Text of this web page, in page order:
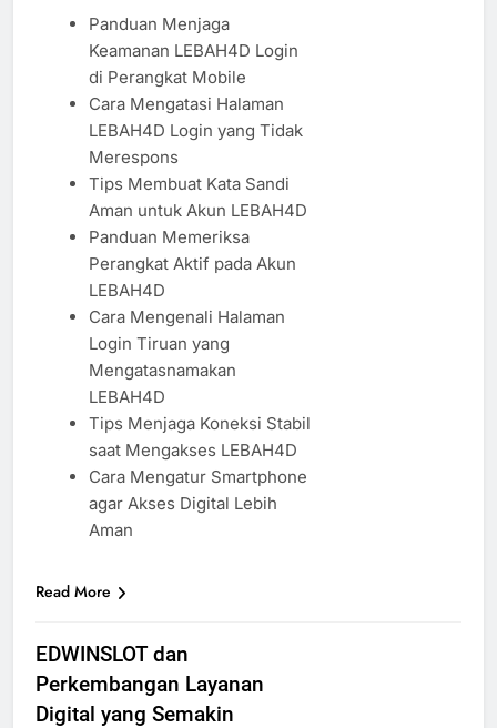
Panduan Menjaga
Keamanan LEBAH4D Login
di Perangkat Mobile
Cara Mengatasi Halaman
LEBAH4D Login yang Tidak
Merespons
Tips Membuat Kata Sandi
Aman untuk Akun LEBAH4D
Panduan Memeriksa
Perangkat Aktif pada Akun
LEBAH4D
Cara Mengenali Halaman
Login Tiruan yang
Mengatasnamakan
LEBAH4D
Tips Menjaga Koneksi Stabil
saat Mengakses LEBAH4D
Cara Mengatur Smartphone
agar Akses Digital Lebih
Aman
Read More
EDWINSLOT dan
Perkembangan Layanan
Digital yang Semakin